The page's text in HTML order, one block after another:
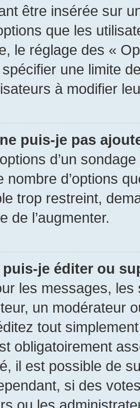
être insérée sur
que les
le réglage des «
une limite
à modifier
puis-je pas
d’un
nombre d’options
trop restreint,
de l’augmenter.
je éditer ou
les messages,
un modérateur
tout
obligatoirement
il est possible de
si des